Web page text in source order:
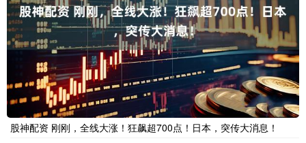
股神配资 刚刚，全线大涨！狂飙超700点！日本，突传大消息！